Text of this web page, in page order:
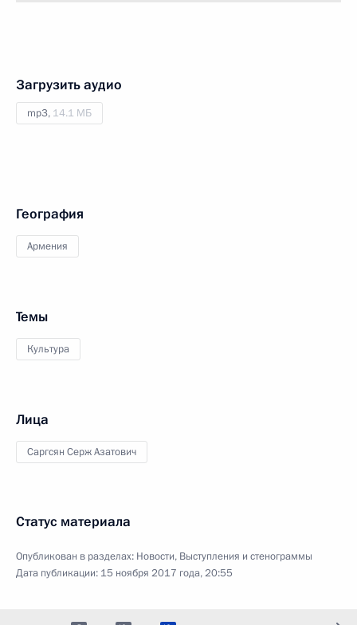
Загрузить аудио
mp3, 14.1 МБ
География
Армения
Темы
Культура
Лица
Саргсян Серж Азатович
Статус материала
Опубликован в разделах: Новости, Выступления и стенограммы
Дата публикации: 15 ноября 2017 года, 20:55